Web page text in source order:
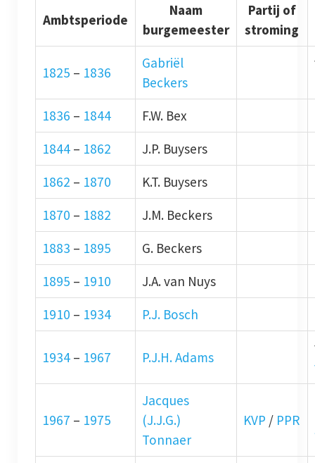
Ambtsperiode
Naam
burgemeester
Partij of
stroming
1825 – 1836
Gabriël
Beckers
1836 – 1844
F.W. Bex
1844 – 1862
J.P. Buysers
1862 – 1870
K.T. Buysers
1870 – 1882
J.M. Beckers
1883 – 1895
G. Beckers
1895 – 1910
J.A. van Nuys
1910 – 1934 P.J. Bosch
1934 – 1967 P.J.H. Adams
1967 – 1975
Jacques
(J.J.G.)
Tonnaer
KVP / PPR